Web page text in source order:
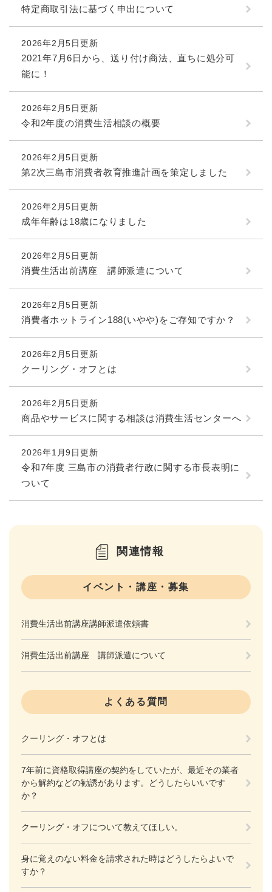
特定商取引法に基づく申出について
2026年2月5日更新
2021年7月6日から、送り付け商法、直ちに処分可
能に！
2026年2月5日更新
令和2年度の消費生活相談の概要
2026年2月5日更新
第2次三島市消費者教育推進計画を策定しました
2026年2月5日更新
成年年齢は18歳になりました
2026年2月5日更新
消費生活出前講座 講師派遣について
2026年2月5日更新
消費者ホットライン188(いやや)をご存知ですか？
2026年2月5日更新
クーリング・オフとは
2026年2月5日更新
商品やサービスに関する相談は消費生活センターへ
2026年1月9日更新
令和7年度 三島市の消費者行政に関する市長表明に
ついて
関連情報
イベント・講座・募集
消費生活出前講座講師派遣依頼書
消費生活出前講座 講師派遣について
よくある質問
クーリング・オフとは
7年前に資格取得講座の契約をしていたが、最近その業者
から解約などの勧誘があります。どうしたらいいです
か？
クーリング・オフについて教えてほしい。
身に覚えのない料金を請求された時はどうしたらよいで
すか？